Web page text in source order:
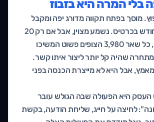
בלי המרה היא בזבוז
מוסך בפתח תקווה מדורג יפה ומקבל
4,000 צפיות בחודש בכרטיס. נשמע מצוין, אבל אם רק 20
אנשים התקשרו, כל שאר 3,980 הצופים פשוט המשיכו
שהיה קל יותר ליצור איתו קשר.
אבל היא לא מייצרת הכנסה בפני
היא הפעולה שבה הגולש עובר
לחיצה על חייג, שליחת הודעה, בקשת